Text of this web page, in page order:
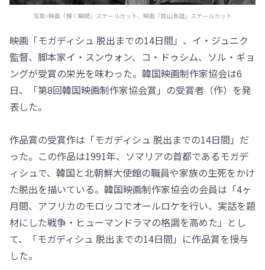
写真=映画「輝く瞬間」スチールカット、映画「玆山魚譜」スチールカット
映画「モガディシュ 脱出までの14日間」、イ・ジュニク
監督、脚本家イ・スンウォン、コ・ドゥシム、ソル・ギョ
ングが受賞の栄光を味わった。韓国映画制作家協会は6
日、「第8回韓国映画制作家協会賞」の受賞者（作）を発
表した。
作品賞の受賞作は「モガディシュ 脱出までの14日間」だ
った。この作品は1991年、ソマリアの首都であるモガデ
ィシュで、韓国と北朝鮮大使館の職員や家族の生死をかけ
た脱出を描いている。韓国映画制作家協会の会員は「4ヶ
月間、アフリカのモロッコでオールロケを行い、実話を題
材にした戦争・ヒューマンドラマの格調を高めた」とし
て、「モガディシュ 脱出までの14日間」に作品賞を授与
した。